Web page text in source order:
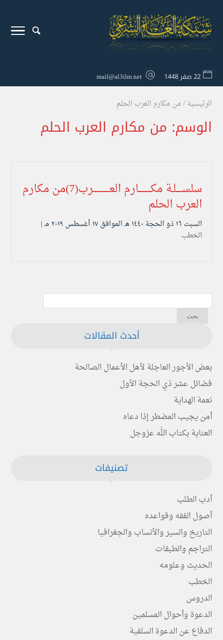
22 صفر 1448 mail@al3ilm.net
الرئيسية/من مكارم العرب الحلم
الوسم: من مكارم العرب الحلم
سلســــلـة مكــــــــارم العـــــــــــرب(7)من مكارم
العرب الحلم
السبت ۱٦ ذو الحجة ۱٤٤۰ هـ الموافق ۱۷ أغسطس ۲۰۱۹ مـ |
الخطب
أحدث المقالات
بعض الأجور العاجلة لأهل الأعمال الصالحة
فضائل عشر ذي الحجة الأول
نعمة الهداية
أمن يجيب المضطر إذا دعاه
العناية بكتاب الله عزوجل
تصنيفات
أدب الطلب
أصول الفقه وقواعده
التاريخ والسير والأنساب والجغرافيا
التراجم والطبقات
الحديث وعلومه
الخطب
الدروس
الدعوة وأحوال المسلمين
الدفاع عن الدعوة السلفية